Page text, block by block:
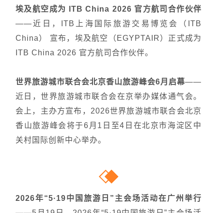
埃及航空成为 ITB China 2026 官方航司合作伙伴
——近日，ITB上海国际旅游交易博览会（ITB
China） 宣布，埃及航空（EGYPTAIR）正式成为
ITB China 2026 官方航司合作伙伴。
世界旅游城市联合会北京香山旅游峰会6月启幕——
近日，世界旅游城市联合会在京举办媒体通气会。
会上，主办方宣布，2026世界旅游城市联合会北京
香山旅游峰会将于6月1日至4日在北京市海淀区中
关村国际创新中心举办。
2026年“5·19中国旅游日”主会场活动在广州举行